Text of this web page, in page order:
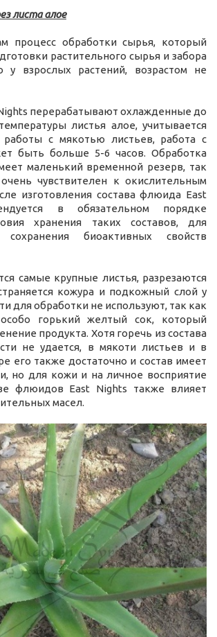
листа алое
процесс обработки сырья, который
растительного сырья и забора
у взрослых растений, возрастом не
перерабатывают охлажденные до
листья алое, учитывается
с мякотью листьев, работа с
быть больше 5-6 часов. Обработка
маленький временной резерв, так
чувствителен к окислительным
изготовления состава флюида East
в обязательном порядке
хранения таких составов, для
сохранения биоактивных свойств
самые крупные листья, разрезаются
кожура и подкожный слой у
для обработки не используют, так как
горький желтый сок, который
продукта. Хотя горечь из состава
не удается, в мякоти листьев и в
его также достаточно и состав имеет
но для кожи и на личное восприятие
флюидов East Nights также влияет
масел.